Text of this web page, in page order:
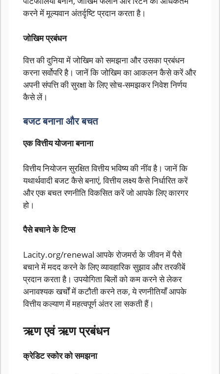
करने में मूल्यवान अंतर्दृष्टि प्रदान करता है।
जोखिम प्रबंधन
वित्त की दुनिया में जोखिम को समझना और उसका प्रबंधन
करना सर्वोपरि है। जानें कि जोखिम का आकलन कैसे करें और
अपनी संपत्ति की सुरक्षा के लिए सोच-समझकर निवेश निर्णय
कैसे लें।
बजट बनाना और बचत
एक वित्तीय योजना बनाना
वित्तीय नियोजन सुरक्षित वित्तीय भविष्य की नींव है। जानें कि
यथार्थवादी बजट कैसे बनाएं, वित्तीय लक्ष्य कैसे निर्धारित करें
और एक बचत रणनीति विकसित करें जो आपके लिए कारगर
हो।
पैसे बचाने के टिप्स
Lacity.org/renewal आपके रोजमर्रा के जीवन में पैसे
बचाने में मदद करने के लिए व्यावहारिक सुझाव और तरकीबें
प्रदान करता है। उपयोगिता बिलों को कम करने से लेकर
अनावश्यक खर्चों में कटौती करने तक, ये रणनीतियाँ आपके
वित्तीय कल्याण में महत्वपूर्ण अंतर ला सकती हैं।
ऋण एवं ऋण प्रबंधन
क्रेडिट स्कोर को समझना